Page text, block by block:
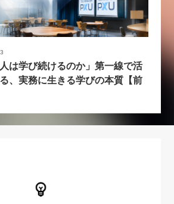
は学び続けるのか」第一線で活
、実務に生きる学びの本質【前